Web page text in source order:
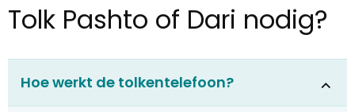
Tolk Pashto of Dari nodig?
Hoe werkt de tolkentelefoon?